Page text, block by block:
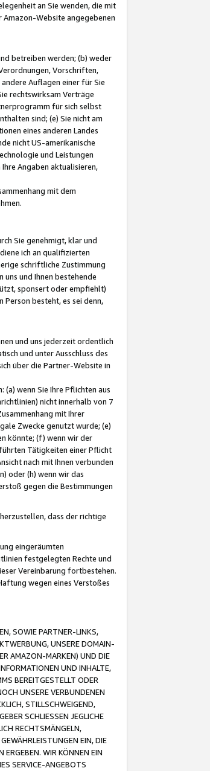
an Sie wenden, die mit
Website angegebenen
betreiben werden; (b) weder
Vorschriften,
Auflagen einer für Sie
rechtswirksam Verträge
für sich selbst
sind; (e) Sie nicht am
eines anderen Landes
nicht US-amerikanische
und Leistungen
Angaben aktualisieren,
mit dem
Sie genehmigt, klar und
ich an qualifizierten
schriftliche Zustimmung
und Ihnen bestehende
sponsert oder empfiehlt)
Person besteht, es sei denn,
und uns jederzeit ordentlich
und unter Ausschluss des
über die Partner-Website in
wenn Sie Ihre Pflichten aus
nicht innerhalb von 7
mit Ihrer
Zwecke genutzt wurde; (e)
könnte; (f) wenn wir der
Tätigkeiten einer Pflicht
nach mit Ihnen verbunden
oder (h) wenn wir das
gegen die Bestimmungen
dass der richtige
eingeräumten
festgelegten Rechte und
Vereinbarung fortbestehen.
wegen eines Verstoßes
SOWIE PARTNER-LINKS,
UNSERE DOMAIN-
AMAZON-MARKEN) UND DIE
UND INHALTE,
BEREITGESTELLT ODER
UNSERE VERBUNDENEN
STILLSCHWEIGEND,
SCHLIESSEN JEGLICHE
RECHTSMÄNGELN,
EIN, DIE
ERGEBEN. WIR KÖNNEN EIN
SERVICE-ANGEBOTS